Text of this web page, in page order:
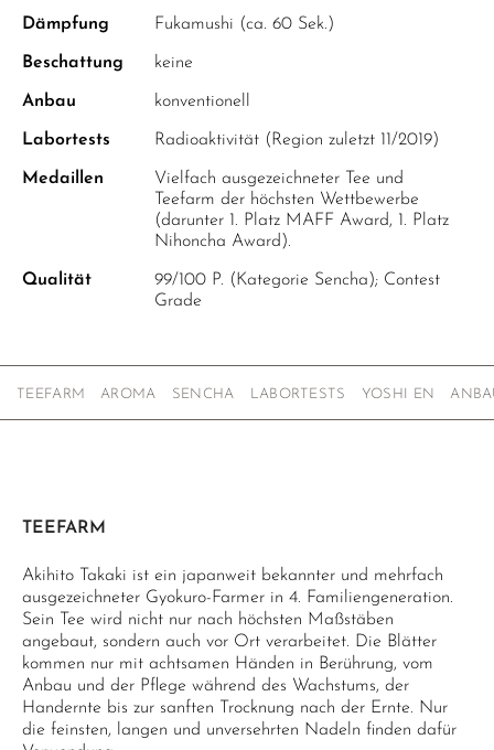
Dämpfung Fukamushi (ca. 60 Sek.)
Beschattung keine
Anbau konventionell
Labortests Radioaktivität (Region zuletzt 11/2019)
Medaillen
Vielfach ausgezeichneter Tee und
Teefarm der höchsten Wettbewerbe
(darunter 1. Platz MAFF Award, 1. Platz
Nihoncha Award).
Qualität
99/100 P. (Kategorie Sencha); Contest
Grade
TEEFARM AROMA SENCHA LABORTESTS YOSHI EN
TEEFARM
Akihito Takaki ist ein japanweit bekannter und mehrfach
ausgezeichneter Gyokuro-Farmer in 4. Familiengeneration.
Sein Tee wird nicht nur nach höchsten Maßstäben
angebaut, sondern auch vor Ort verarbeitet. Die Blätter
kommen nur mit achtsamen Händen in Berührung, vom
Anbau und der Pflege während des Wachstums, der
Handernte bis zur sanften Trocknung nach der Ernte. Nur
die feinsten, langen und unversehrten Nadeln finden dafür